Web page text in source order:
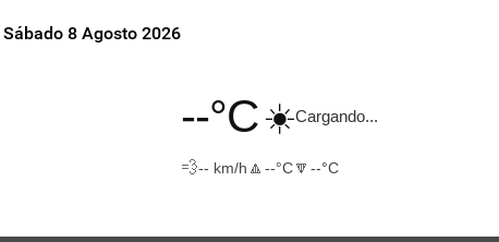
Sábado 8 Agosto 2026
--°C☀️Cargando...
💨-- km/h 🔼 --°C🔽 --°C